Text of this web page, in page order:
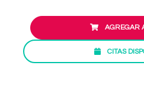
AGREGAR
CITAS